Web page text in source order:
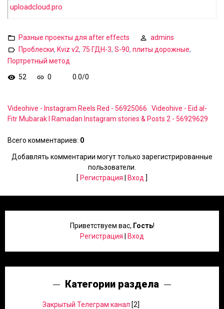
uploadcloud.pro
Разные проекты для after effects
admins
Проблески, Kviz v2, 75 ГДН-3, S-90, плиты дорожные,
Портретный метод
52
0 0.0/0
Videohive - Instagram Reels Red - 56925066
Videohive - Eid al-
Fitr Mubarak I Ramadan Instagram stories & Posts 2 - 56929629
Всего комментариев: 0
Добавлять комментарии могут только зарегистрированные
пользователи.
[ Регистрация Вход ]
Приветствуем вас, Гость!
Регистрация
Вход
Категории раздела
Закрытый Телеграм канал [2]